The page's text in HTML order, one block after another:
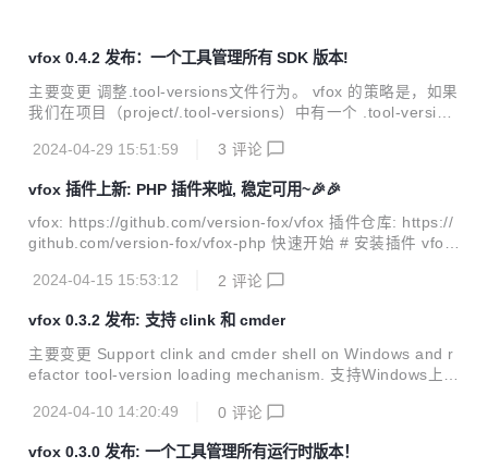
vfox 0.4.2 发布：一个工具管理所有 SDK 版本!
主要变更 调整.tool-versions文件行为。 vfox 的策略是，如果
我们在项目（project/.tool-versions）中有一个 .tool-version
遇到下一个 .tool-versions 文件或手动执行 vfox use 命令
时, 如未提供版本号, 则展示所有可用版本号 by @bytemain i
n #236 功能: 添加 upgrade 命令 支持升级vfox到最新版本 (#
239) by @yanecc in #239 ...
2024-04-29 15:51:59 3 评论
vfox 插件上新: PHP 插件来啦, 稳定可用~🎉🎉
vfox: https://github.com/version-fox/vfox 插件仓库: https://
github.com/version-fox/vfox-php 快速开始 # 安装插件 vfox
ox install php@8.3.3 vfox use php # -g 全局有效 -p 项目有
随意修改拓展) 具体请看: https://github.com/version-fox/vfo
x-php/bl...
2024-04-15 15:53:12 2 评论
vfox 0.3.2 发布: 支持 clink 和 cmder
主要变更 Support clink and cmder shell on Windows and r
efactor tool-version loading mechanism. 支持Windows上的
hanged feat: 支持 clink、cmder shell by @jan-bar in #167
加 PluginDirPath 字段 by @Chance-fyi in #171 fix: 修复se
2024-04-10 14:20:49 0 评论
vfox 0.3.0 发布: 一个工具管理所有运行时版本！